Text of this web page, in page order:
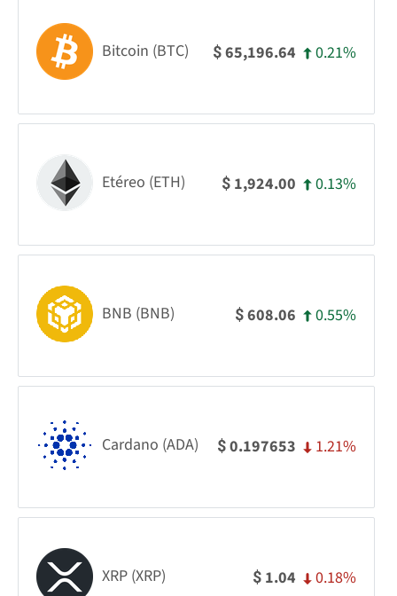
Bitcoin (BTC) $65,196.64 0.21%
Etéreo (ETH) $ 1,924.00 0.13%
BNB (BNB) $608.06 0.55%
Cardano (ADA) $0.197653 1.21%
XRP (XRP) $ 1.04 0.18%